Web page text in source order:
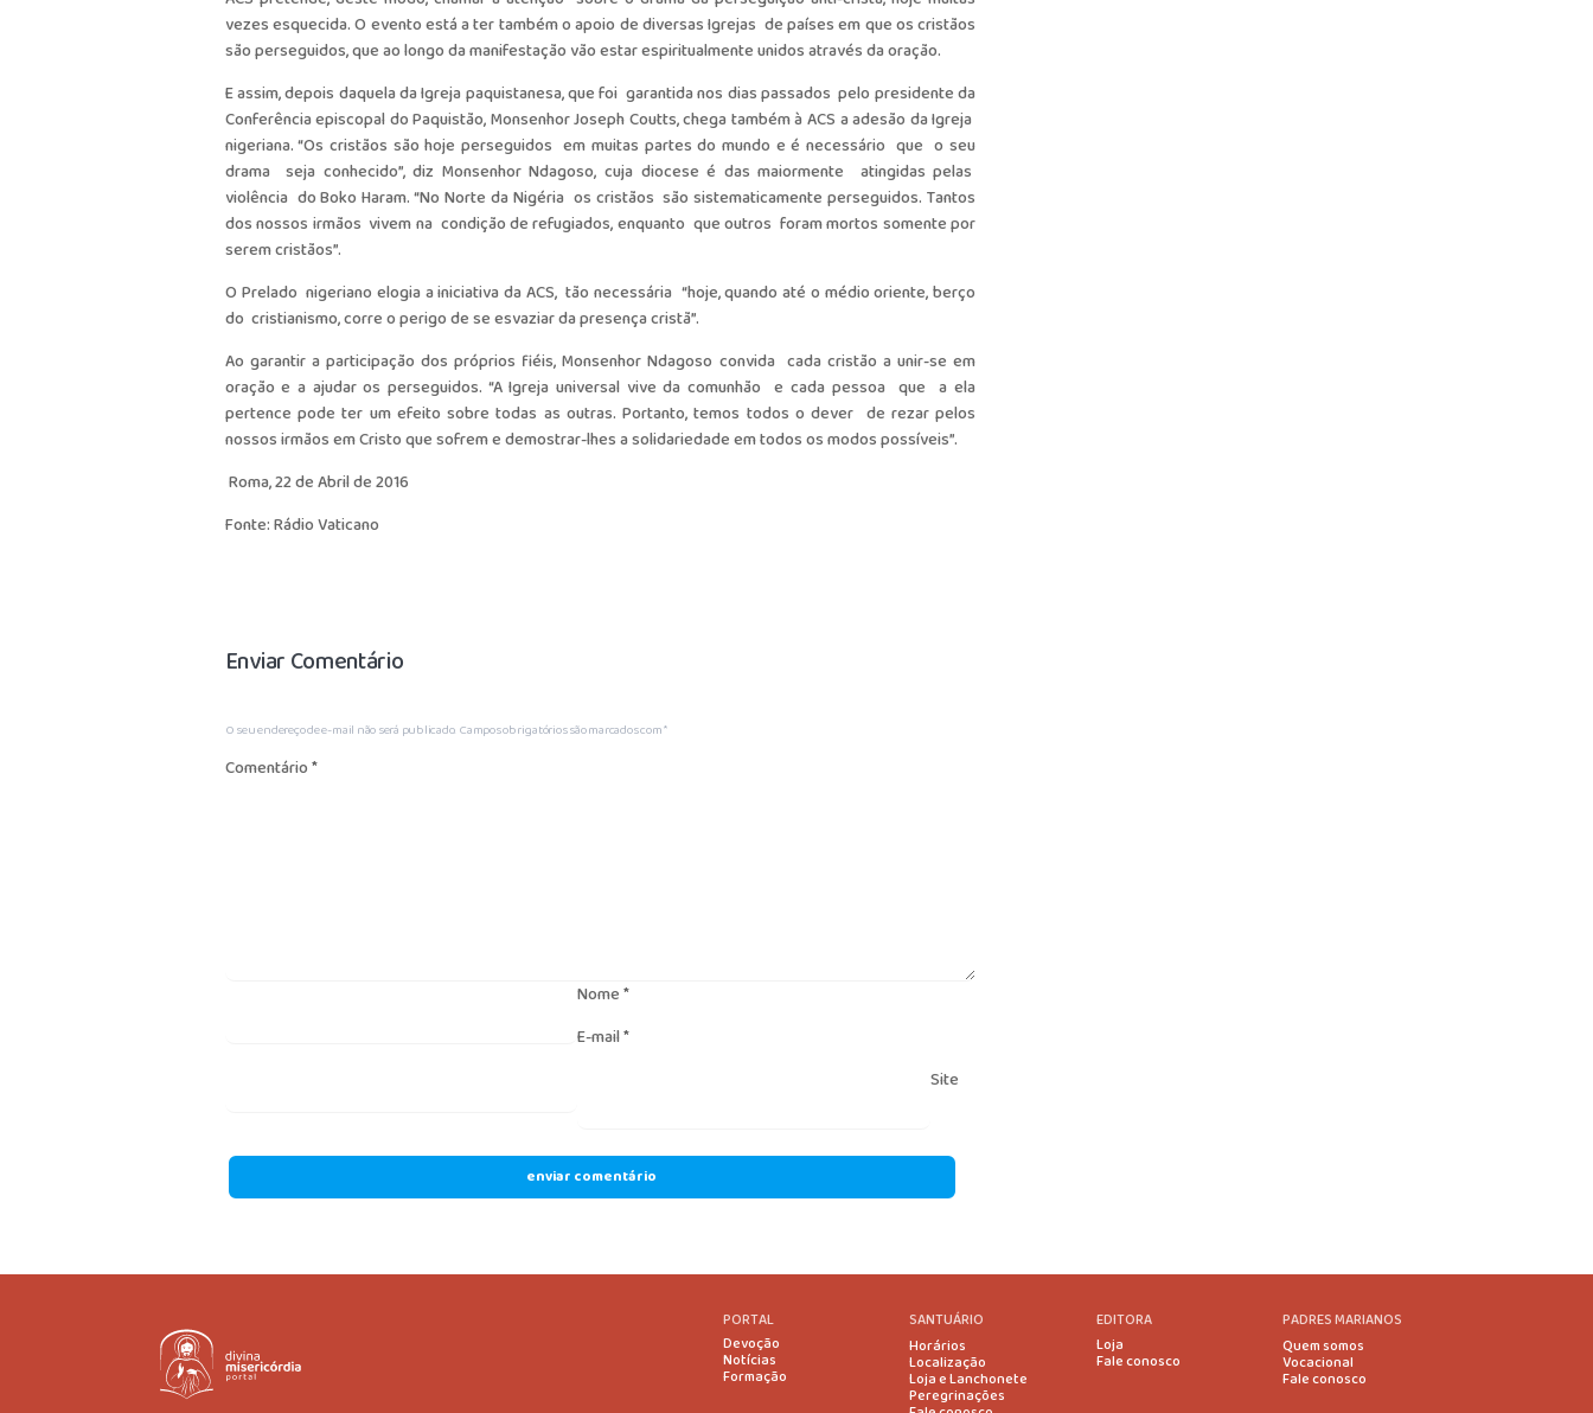
vezes esquecida. O evento está a ter também o apoio de diversas Igrejas de países em que os cristãos
são perseguidos, que ao longo da manifestação vão estar espiritualmente unidos através da oração.
E assim, depois daquela da Igreja paquistanesa, que foi garantida nos dias passados pelo presidente da
Conferência episcopal do Paquistão, Monsenhor Joseph Coutts, chega também à ACS a adesão da Igreja
nigeriana. “Os cristãos são hoje perseguidos em muitas partes do mundo e é necessário que o seu
drama seja conhecido”, diz Monsenhor Ndagoso, cuja diocese é das maiormente atingidas pelas
violência do Boko Haram. “No Norte da Nigéria os cristãos são sistematicamente perseguidos. Tantos
dos nossos irmãos vivem na condição de refugiados, enquanto que outros foram mortos somente por
serem cristãos”.
O Prelado nigeriano elogia a iniciativa da ACS, tão necessária “hoje, quando até o médio oriente, berço
do cristianismo, corre o perigo de se esvaziar da presença cristã”.
Ao garantir a participação dos próprios fiéis, Monsenhor Ndagoso convida cada cristão a unir-se em
oração e a ajudar os perseguidos. “A Igreja universal vive da comunhão e cada pessoa que a ela
pertence pode ter um efeito sobre todas as outras. Portanto, temos todos o dever de rezar pelos
nossos irmãos em Cristo que sofrem e demostrar-lhes a solidariedade em todos os modos possíveis”.
Roma, 22 de Abril de 2016
Fonte: Rádio Vaticano
Enviar Comentário
O seu endereço de e-mail não será publicado. Campos obrigatórios são marcados com*
Comentário*
Nome*
E-mail*
Site
PORTAL
Devoção
Notícias
Formação
SANTUÁRIO
Horários
Localização
Loja e Lanchonete
Peregrinações
EDITORA
Loja
Fale conosco
PADRES MARIANOS
Quem somos
Vocacional
Fale conosco